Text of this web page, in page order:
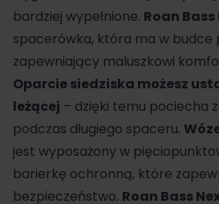
bardziej wypełnione. Roan Bass
spacerówka, która ma w
zapewniający maluszkowi
Oparcie siedziska możesz
leżącej – dzięki temu pociecha
podczas długiego spaceru.
jest wyposażony w
barierkę ochronną, które
bezpieczeństwo. Roan Bass